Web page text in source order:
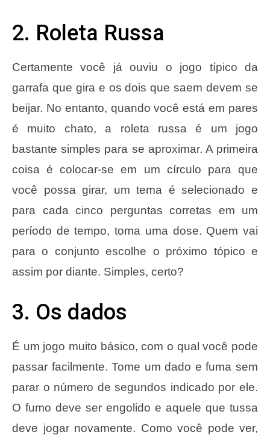
2. Roleta Russa
Certamente você já ouviu o jogo típico da
garrafa que gira e os dois que saem devem se
beijar. No entanto, quando você está em pares
é muito chato, a roleta russa é um jogo
bastante simples para se aproximar. A primeira
coisa é colocar-se em um círculo para que
você possa girar, um tema é selecionado e
para cada cinco perguntas corretas em um
período de tempo, toma uma dose. Quem vai
para o conjunto escolhe o próximo tópico e
assim por diante. Simples, certo?
3. Os dados
É um jogo muito básico, com o qual você pode
passar facilmente. Tome um dado e fuma sem
parar o número de segundos indicado por ele.
O fumo deve ser engolido e aquele que tussa
deve jogar novamente. Como você pode ver,